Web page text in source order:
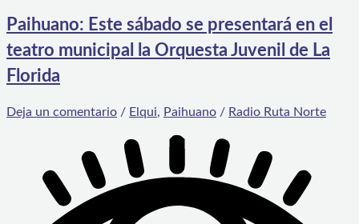
Paihuano: Este sábado se presentará en el
teatro municipal la Orquesta Juvenil de La
Florida
Deja un comentario / Elqui, Paihuano / Radio Ruta Norte